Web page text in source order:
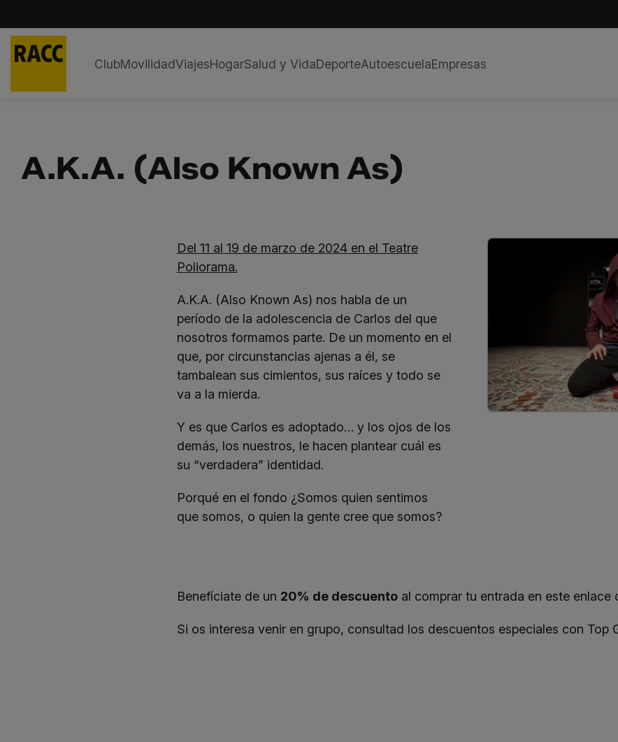
ClubMovilidadViajesHogarSalud y VidaDeporteAutoescuelaEmpresas
A.K.A. (Also Known As)
Del 11 al 19 de marzo de 2024 en el Teatre
Poliorama.
A.K.A. (Also Known As) nos habla de un
período de la adolescencia de Carlos del que
nosotros formamos parte. De un momento en el
que, por circunstancias ajenas a él, se
tambalean sus cimientos, sus raíces y todo se
va a la mierda.
Y es que Carlos es adoptado… y los ojos de los
demás, los nuestros, le hacen plantear cuál es
su “verdadera” identidad.
Porqué en el fondo ¿Somos quien sentimos
que somos, o quien la gente cree que somos?
Benefíciate de un 20% de descuentoal comprar tu entrada en este enlace
Si os interesa venir en grupo, consultad los descuentos especiales con Top